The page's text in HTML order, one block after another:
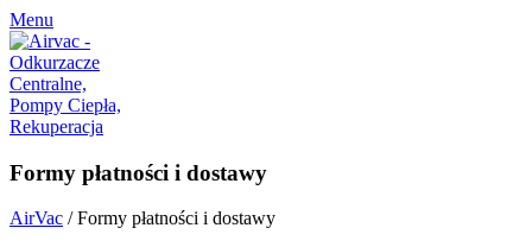
Menu
Formy płatności i dostawy
AirVac /Formy płatności i dostawy